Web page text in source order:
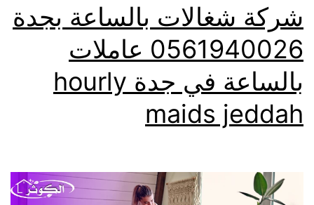
شركة شغالات بالساعة بجدة
0561940026 عاملات
بالساعة في جدة hourly
maids jeddah